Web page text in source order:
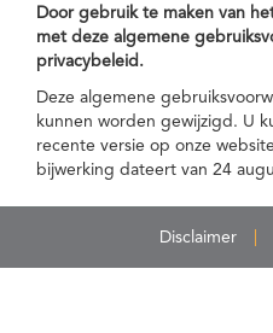
Door gebruik te maken van
met deze algemene
privacybeleid.
Deze algemene
kunnen worden gewijzigd. U
recente versie op onze
bijwerking dateert van 24
Disclaimer